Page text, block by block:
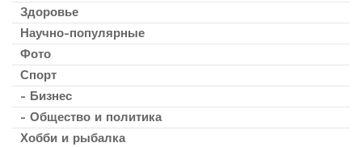
Здоровье
Научно-популярные
Фото
Спорт
- Бизнес
- Общество и политика
Хобби и рыбалка